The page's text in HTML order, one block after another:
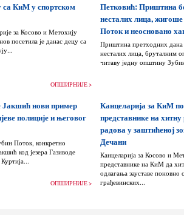
са КиМ у спортском
за Косово и Метохију
посетила је данас децу са
ОПШИРНИЈЕ >
Петковић: Приштина
несталих лица,
Поток и неосновано
Приштина претходних дана
несталих лица, бруталним
читаву једну општину
Јакшић нови пример
полиције и његовог
Поток, конкретно
код језера Газиводе
ОПШИРНИЈЕ >
Канцеларија за КиМ
представнике на
радова у заштићеној
Дечани
Канцеларија за Косово и
представнике на КиМ да
одлагања зауставе
грађевинских...